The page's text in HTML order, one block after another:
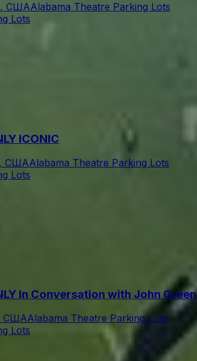
СШАAlabama Theatre Parking Lots
Lots
ICONIC
СШАAlabama Theatre Parking Lots
Lots
In Conversation with John Green
СШАAlabama Theatre Parking Lots
Lots